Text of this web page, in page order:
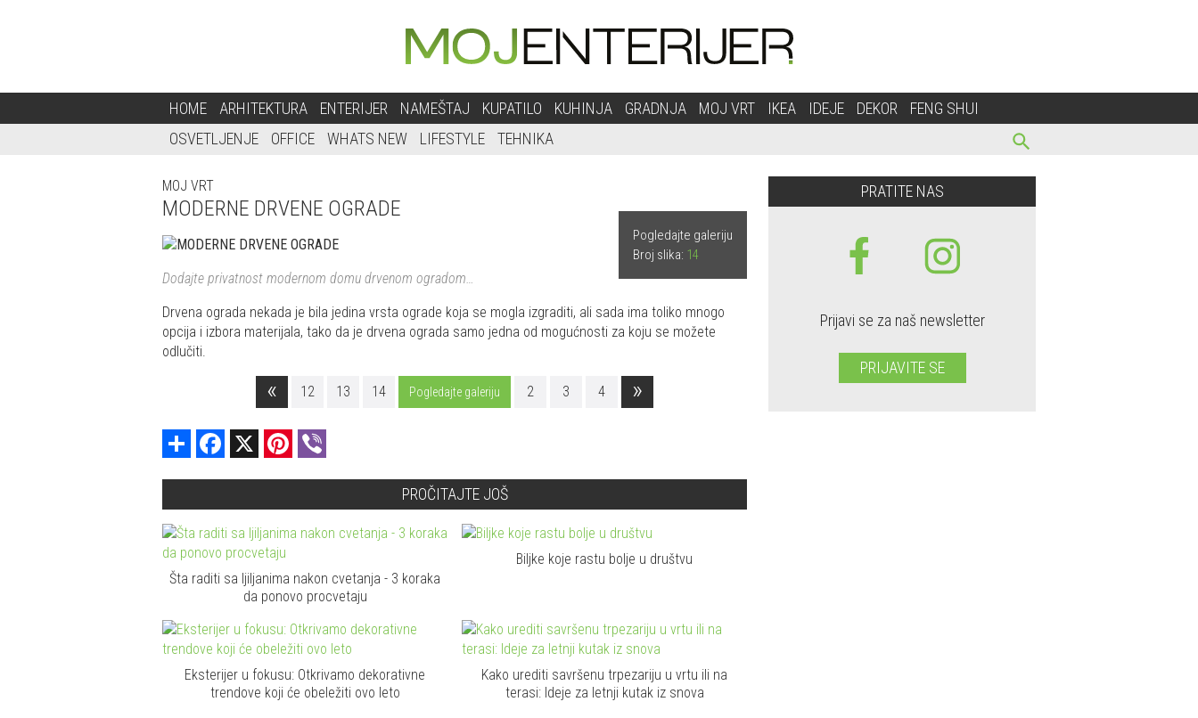
HOME ARHITEKTURA ENTERIJER NAMEŠTAJ KUPATILO KUHINJA GRADNJA MOJ VRT IKEA IDEJE DEKOR
FENG SHUI
OSVETLJENJE
OFFICE WHATS NEW LIFESTYLE TEHNIKA
MOJ VRT
MODERNE DRVENE OGRADE
Pogledajte galeriju
Broj slika: 14
Dodajte privatnost modernom domu drvenom ogradom…
Drvena ograda nekada je bila jedina vrsta ograde koja se mogla izgraditi, ali sada ima toliko mnogo
opcija i izbora materijala, tako da je drvena ograda samo jedna od mogućnosti za koju se možete
odlučiti.
« 12 13 14 Pogledajte galeriju 2 3 4 »
Share Facebook Pinterest
PROČITAJTE JOŠ
Šta raditi sa ljiljanima nakon cvetanja - 3 koraka
da ponovo procvetaju
Biljke koje rastu bolje u društvu
Eksterijer u fokusu: Otkrivamo dekorativne
trendove koji će obeležiti ovo leto
Kako urediti savršenu trpezariju u vrtu ili na
terasi: Ideje za letnji kutak iz snova
PRATITE NAS
Prijavi se za naš newsletter
PRIJAVITE SE